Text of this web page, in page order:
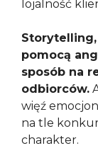
lojalność
pomocą
sposób na
odbiorców.
więź
na tle
charakter.